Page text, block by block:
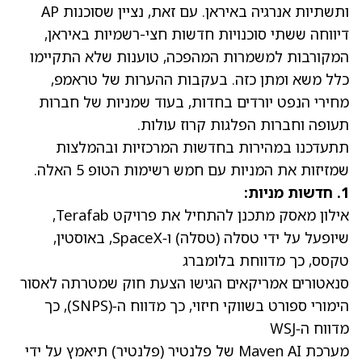
ותשתיות אנרגיה באיראן. עם זאת, נציין שסוכנות AP
דיווחה ששתי סוכנויות חדשות חצי-רשמיות באיראן,
המקורבות למשמרות המהפכה, טוענות שלא התקיימו
כלל משא ומתן כזה. בעקבות ההערות של טראמפ,
מחירי הנפט יורדים בחדות, בעוד שמניות של חברות
תעופה וחברות הפלגות קרוז עולות.
תתעדכנו במהירות בחדשות המרכזיות ובהמלצות
שמזיזות את המניות עם חמש רשימות הטופ 5 האלה.
1. חדשות מניות:
אילון מאסק מתכנן להתחיל את פרויקט Terafab,
שיופעל על ידי טסלה (טסלה
) ו‑SpaceX, באוסטין,
טקסס, כך מדווחת בלומברג
סנאטורים אמריקאים הגישו הצעת חוק שמטרתה לאסור
הימורי ספורט בשווקי חיזוי, כך מדווח ה‑(
SNPS), כך
מדווח ה‑WSJ
מערכת Maven AI של פלנטיר
(פלנטיר) תיאמץ על ידי